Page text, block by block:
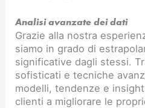
Analisi avanzate dei dati
Grazie alla nostra
siamo in grado di
significative dagli stessi.
sofisticati e tecniche
modelli, tendenze e
clienti a migliorare le